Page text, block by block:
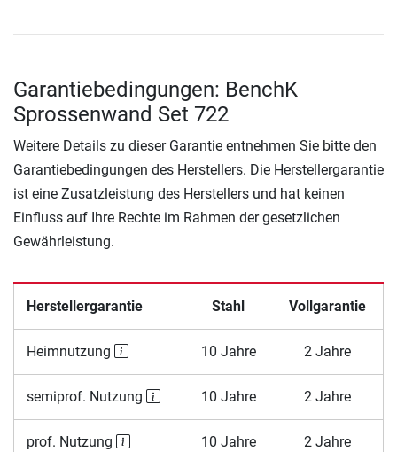
Garantiebedingungen: BenchK
Sprossenwand Set 722
Weitere Details zu dieser Garantie entnehmen Sie bitte den
Garantiebedingungen des Herstellers. Die Herstellergarantie
ist eine Zusatzleistung des Herstellers und hat keinen
Einfluss auf Ihre Rechte im Rahmen der gesetzlichen
Gewährleistung.
Herstellergarantie Stahl Vollgarantie
Heimnutzung 10 Jahre 2 Jahre
semiprof. Nutzung 10 Jahre 2 Jahre
prof. Nutzung 10 Jahre 2 Jahre